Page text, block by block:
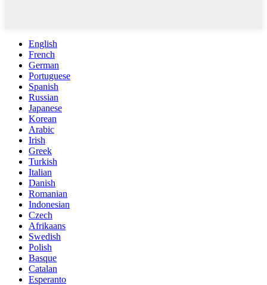
English
French
German
Portuguese
Spanish
Russian
Japanese
Korean
Arabic
Irish
Greek
Turkish
Italian
Danish
Romanian
Indonesian
Czech
Afrikaans
Swedish
Polish
Basque
Catalan
Esperanto